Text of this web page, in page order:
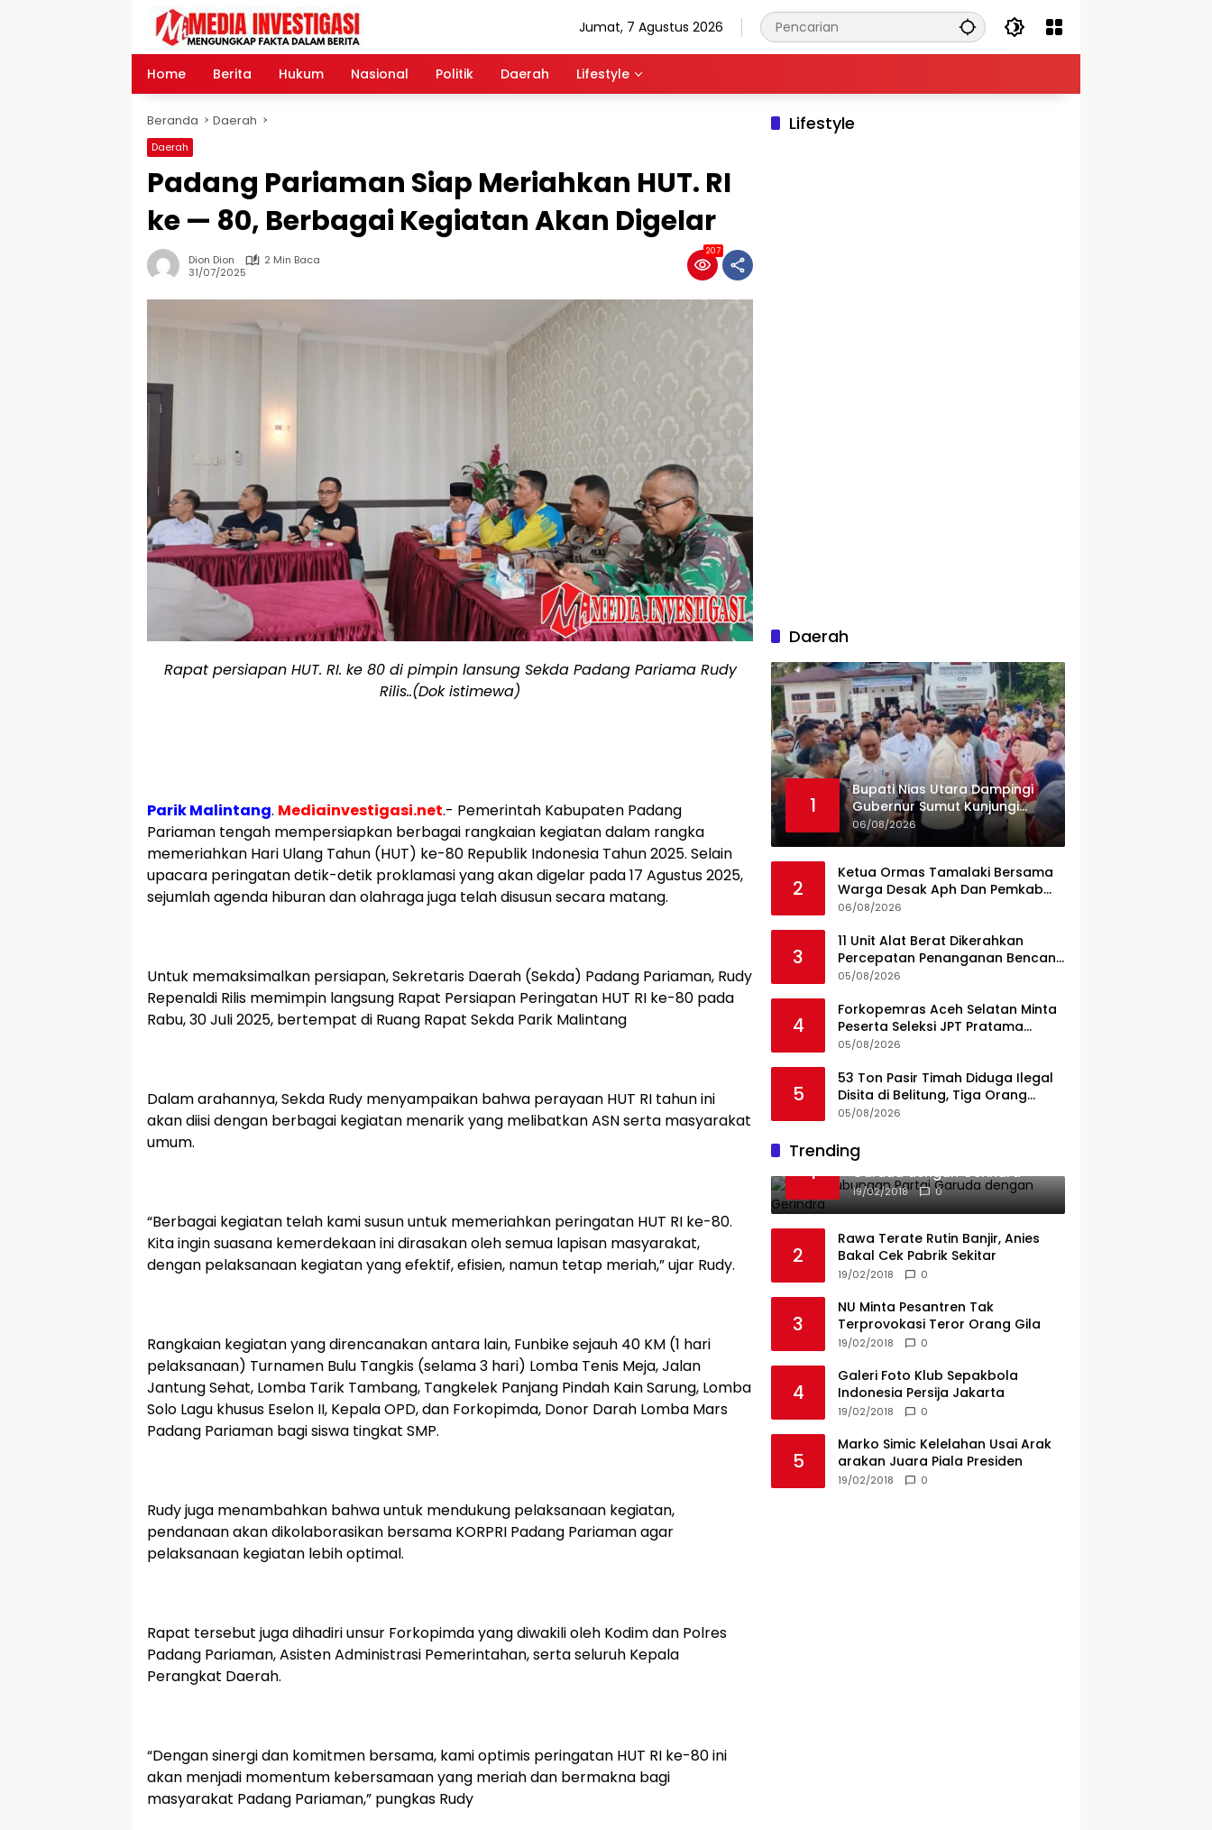
Jumat, 7 Agustus 2026
Home Berita Hukum Nasional Politik Daerah Lifestyle
Beranda Daerah
Daerah
Padang Pariaman Siap Meriahkan HUT. RI
ke — 80, Berbagai Kegiatan Akan Digelar
Dion Dion
2 Min Baca
31/07/2025
207
Rapat persiapan HUT. RI. ke 80 di pimpin lansung Sekda Padang Pariama Rudy
Rilis..(Dok istimewa)
Parik Malintang. Mediainvestigasi.net.- Pemerintah Kabupaten Padang
Pariaman tengah mempersiapkan berbagai rangkaian kegiatan dalam rangka
memeriahkan Hari Ulang Tahun (HUT) ke-80 Republik Indonesia Tahun 2025. Selain
upacara peringatan detik-detik proklamasi yang akan digelar pada 17 Agustus 2025,
sejumlah agenda hiburan dan olahraga juga telah disusun secara matang.
Untuk memaksimalkan persiapan, Sekretaris Daerah (Sekda) Padang Pariaman, Rudy
Repenaldi Rilis memimpin langsung Rapat Persiapan Peringatan HUT RI ke-80 pada
Rabu, 30 Juli 2025, bertempat di Ruang Rapat Sekda Parik Malintang
Dalam arahannya, Sekda Rudy menyampaikan bahwa perayaan HUT RI tahun ini
akan diisi dengan berbagai kegiatan menarik yang melibatkan ASN serta masyarakat
umum.
“Berbagai kegiatan telah kami susun untuk memeriahkan peringatan HUT RI ke-80.
Kita ingin suasana kemerdekaan ini dirasakan oleh semua lapisan masyarakat,
dengan pelaksanaan kegiatan yang efektif, efisien, namun tetap meriah,” ujar Rudy.
Rangkaian kegiatan yang direncanakan antara lain, Funbike sejauh 40 KM (1 hari
pelaksanaan) Turnamen Bulu Tangkis (selama 3 hari) Lomba Tenis Meja, Jalan
Jantung Sehat, Lomba Tarik Tambang, Tangkelek Panjang Pindah Kain Sarung, Lomba
Solo Lagu khusus Eselon II, Kepala OPD, dan Forkopimda, Donor Darah Lomba Mars
Padang Pariaman bagi siswa tingkat SMP.
Rudy juga menambahkan bahwa untuk mendukung pelaksanaan kegiatan,
pendanaan akan dikolaborasikan bersama KORPRI Padang Pariaman agar
pelaksanaan kegiatan lebih optimal.
Rapat tersebut juga dihadiri unsur Forkopimda yang diwakili oleh Kodim dan Polres
Padang Pariaman, Asisten Administrasi Pemerintahan, serta seluruh Kepala
Perangkat Daerah.
“Dengan sinergi dan komitmen bersama, kami optimis peringatan HUT RI ke-80 ini
akan menjadi momentum kebersamaan yang meriah dan bermakna bagi
masyarakat Padang Pariaman,” pungkas Rudy
Lifestyle
Daerah
1
Bupati Nias Utara Dampingi
Gubernur Sumut Kunjungi
UPTD Puskesmas Lahewa
06/08/2026
2
Ketua Ormas Tamalaki Bersama
Warga Desak Aph Dan Pemkab
Konsel Tangkap Pelaku Angkut
PT KAP Melintas Jalan Umum
06/08/2026
3
11 Unit Alat Berat Dikerahkan
Percepatan Penanganan Bencana
di Kelurahan Sipange Kecamatan
05/08/2026
4
Forkopemras Aceh Selatan Minta
Peserta Seleksi JPT Pratama
Andalkan Kompetensi dan
05/08/2026
5
53 Ton Pasir Timah Diduga Ilegal
Disita di Belitung, Tiga Orang
Diamankan, Dua Masih Diburu
05/08/2026
Trending
1
Ini Dia Hubungan Partai
Garuda dengan Gerindra
19/02/2018 0
2
Rawa Terate Rutin Banjir, Anies
Bakal Cek Pabrik Sekitar
19/02/2018 0
3
NU Minta Pesantren Tak
Terprovokasi Teror Orang Gila
19/02/2018 0
4
Galeri Foto Klub Sepakbola
Indonesia Persija Jakarta
19/02/2018 0
5
Marko Simic Kelelahan Usai Arak
arakan Juara Piala Presiden
19/02/2018 0